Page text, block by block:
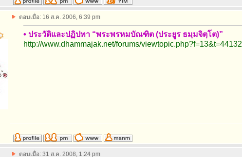
ตอบเมื่อ: 16 ส.ค. 2006, 6:39 pm
• ประวัติและปฏิปทา “พระพรหมบัณฑิต (ประยูร ธมฺมจิตฺโต)”
http://www.dhammajak.net/forums/viewtopic.php?f=13&t=44132
ตอบเมื่อ: 31 ส.ค. 2008, 1:24 pm